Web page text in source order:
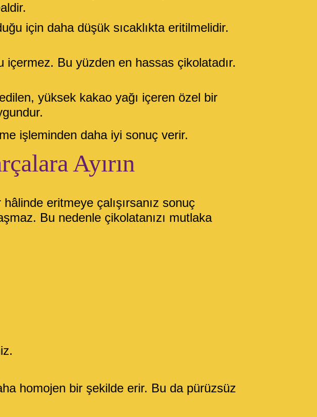
için daha düşük sıcaklıkta eritilmelidir.
Bu yüzden en hassas çikolatadır.
yüksek kakao yağı içeren özel bir
işleminden daha iyi sonuç verir.
Ayırın
eritmeye çalışırsanız sonuç
Bu nedenle çikolatanızı mutlaka
homojen bir şekilde erir. Bu da pürüzsüz